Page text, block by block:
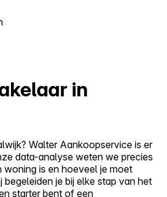
in
Walter Aankoopservice is er
data-analyse weten we precies
is en hoeveel je moet
begeleiden je bij elke stap van het
starter bent of een